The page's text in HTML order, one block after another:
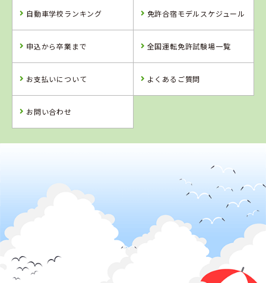
詳 細 予 約
習所
詳 細
詳 細
車学校
詳 細
4位
徳島県
5
岡山県
新倉敷自動車学
岡山県
高梁自動車学校
自動車学校ランキング 免許合宿モデルスケジュール
申込から卒業まで 全国運転免許試験場一覧
お支払いについて よくあるご質問
お問い合わせ